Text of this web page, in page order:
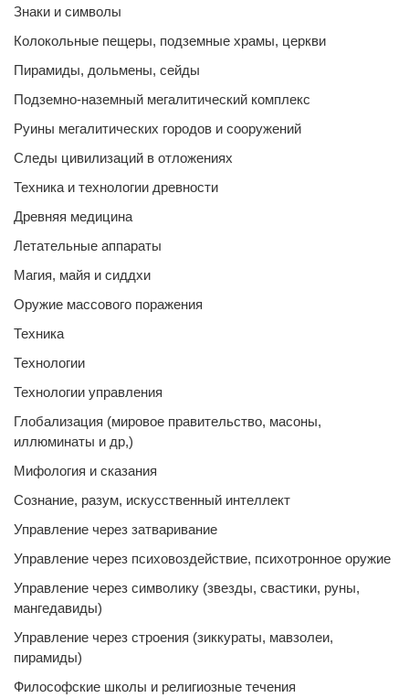
Знаки и символы
Колокольные пещеры, подземные храмы, церкви
Пирамиды, дольмены, сейды
Подземно-наземный мегалитический комплекс
Руины мегалитических городов и сооружений
Следы цивилизаций в отложениях
Техника и технологии древности
Древняя медицина
Летательные аппараты
Магия, майя и сиддхи
Оружие массового поражения
Техника
Технологии
Технологии управления
Глобализация (мировое правительство, масоны,
иллюминаты и др,)
Мифология и сказания
Сознание, разум, искусственный интеллект
Управление через затваривание
Управление через психовоздействие, психотронное оружие
Управление через символику (звезды, свастики, руны,
мангедавиды)
Управление через строения (зиккураты, мавзолеи,
пирамиды)
Философские школы и религиозные течения